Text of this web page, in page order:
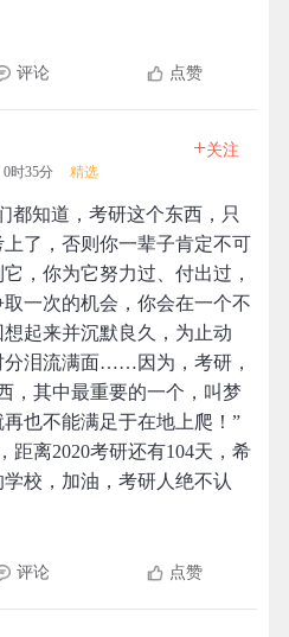
评论 点赞
时35分 精选
+关注
都知道，考研这个东西，只
了，否则你一辈子肯定不可
，你为它努力过、付出过，
一次的机会，你会在一个不
起来并沉默良久，为止动
分泪流满面……因为，考研，
，其中最重要的一个，叫梦
也不能满足于在地上爬！”
距离2020考研还有104天，希
校，加油，考研人绝不认
评论 点赞